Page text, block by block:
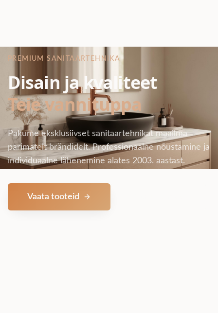
PREMIUM SANITAARTEHNIKA
Disain ja kvaliteet
Teie vannituppa
Pakume eksklusiivset sanitaartehnikat maailma
parimatelt brändidelt. Professionaalne nõustamine ja
individuaalne lähenemine alates 2003. aastast.
Vaata tooteid